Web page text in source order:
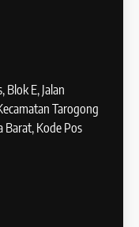
Blok E, Jalan
Tarogong
Barat, Kode Pos